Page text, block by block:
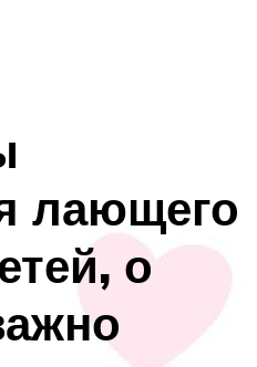
лающего
о